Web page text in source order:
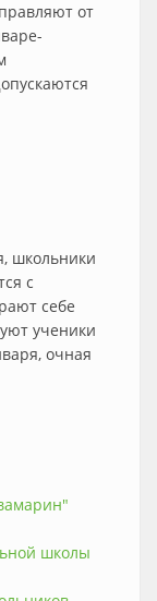
от
школьники
с
себе
ученики
очная
школы